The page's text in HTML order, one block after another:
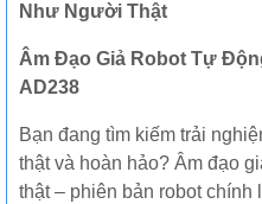
Như Người Thật
Âm Đạo Giả Robot Tự
AD238
Bạn đang tìm kiếm trải
thật và hoàn hảo? Âm đạo
thật – phiên bản robot